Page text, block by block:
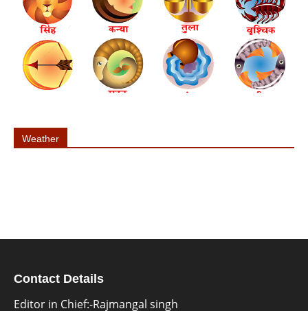
Weather
Contact Details
Editor in Chief:-Rajmangal singh